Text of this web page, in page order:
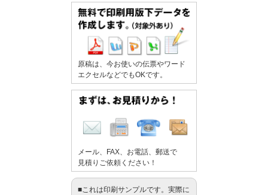
原稿は、今お使いの伝票やワード
エクセルなどでもOKです。
メール、FAX、お電話、郵送で
見積りご依頼ください！
■これは印刷サンプルです。実際に